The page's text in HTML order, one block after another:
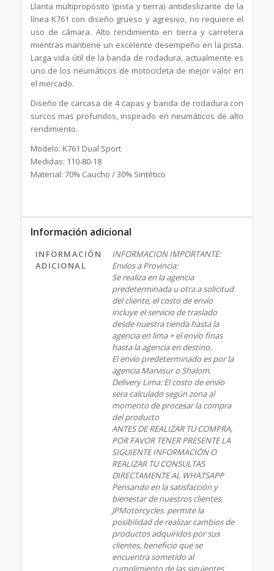
Llanta multipropósito (pista y tierra) antideslizante de la
línea K761 con diseño grueso y agresivo, no requiere el
uso de cámara. Alto rendimiento en tierra y carretera
mientras mantiene un excelente desempeño en la pista.
Larga vida útil de la banda de rodadura, actualmente es
uno de los neumáticos de motocicleta de mejor valor en
el mercado.
Diseño de carcasa de 4 capas y banda de rodadura con
surcos mas profundos, inspirado en neumáticos de alto
rendimiento.
Modelo: K761 Dual Sport
Medidas: 110-80-18
Material: 70% Caucho / 30% Sintético
Información adicional
INFORMACIÓN
ADICIONAL
INFORMACION IMPORTANTE:
Envíos a Provincia:
Se realiza en la agencia
predeterminada u otra a solicitud
del cliente, el costo de envío
incluye el servicio de traslado
desde nuestra tienda hasta la
agencia en lima + el envío finas
hasta la agencia en destino.
El envío predeterminado es por la
agencia Marvisur o Shalom.
Delivery Lima: El costo de envío
sera calculado según zona al
momento de procesar la compra
del producto
ANTES DE REALIZAR TU COMPRA,
POR FAVOR TENER PRESENTE LA
SIGUIENTE INFORMACIÓN O
REALIZAR TU CONSULTAS
DIRECTAMENTE AL WHATSAPP
Pensando en la satisfacción y
bienestar de nuestros clientes,
JPMotorcycles. permite la
posibilidad de realizar cambios de
productos adquiridos por sus
clientes, beneficio que se
encuentra sometido al
cumplimiento de las siguientes